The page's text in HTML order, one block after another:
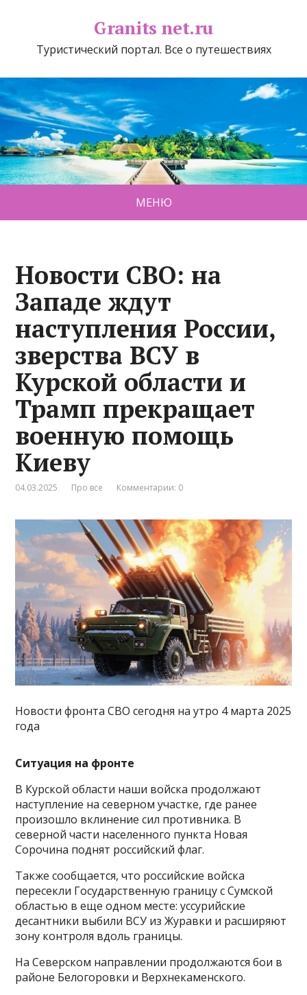
Granits net.ru
Туристический портал. Все о путешествиях
МЕНЮ
Новости СВО: на
Западе ждут
наступления России,
зверства ВСУ в
Курской области и
Трамп прекращает
военную помощь
Киеву
04.03.2025 Про все Комментарии: 0
Новости фронта СВО сегодня на утро 4 марта 2025
года
Ситуация на фронте
В Курской области наши войска продолжают
наступление на северном участке, где ранее
произошло вклинение сил противника. В
северной части населенного пункта Новая
Сорочина поднят российский флаг.
Также сообщается, что российские войска
пересекли Государственную границу с Сумской
областью в еще одном месте: уссурийские
десантники выбили ВСУ из Журавки и расширяют
зону контроля вдоль границы.
На Северском направлении продолжаются бои в
районе Белогоровки и Верхнекаменского.